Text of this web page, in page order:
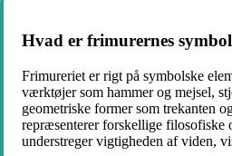
Hvad er frimurernes
Frimureriet er rigt på symbolske
værktøjer som hammer og mejsel,
geometriske former som trekanten
repræsenterer forskellige filosofiske
understreger vigtigheden af viden,